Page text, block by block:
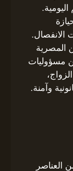
الانفصال.
المصرية
مسؤوليات
وآمنة.
العناصر